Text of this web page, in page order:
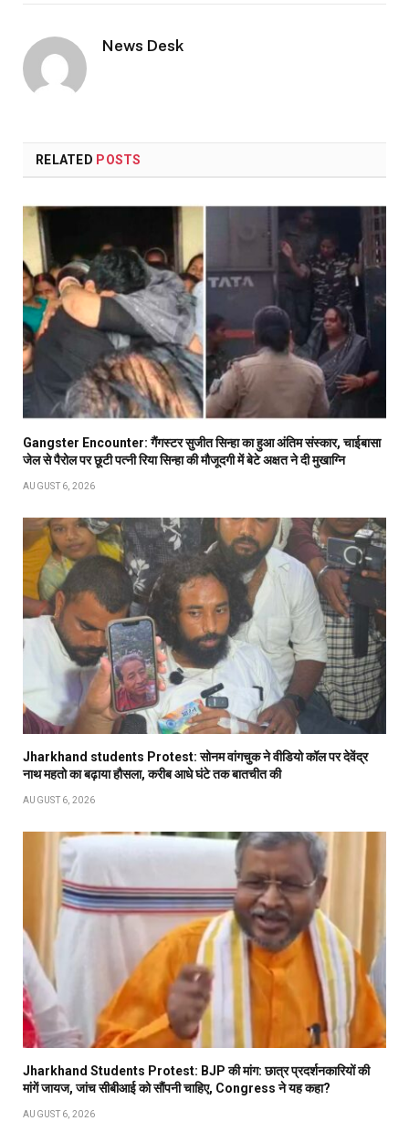
News Desk
RELATED POSTS
Gangster Encounter: गैंगस्टर सुजीत सिन्हा का हुआ अंतिम संस्कार, चाईबासा
जेल से पैरोल पर छूटी पत्नी रिया सिन्हा की मौजूदगी में बेटे अक्षत ने दी मुखाग्नि
AUGUST 6, 2026
Jharkhand students Protest: सोनम वांगचुक ने वीडियो कॉल पर देवेंद्र
नाथ महतो का बढ़ाया हौसला, करीब आधे घंटे तक बातचीत की
AUGUST 6, 2026
Jharkhand Students Protest: BJP की मांग: छात्र प्रदर्शनकारियों की
मांगें जायज, जांच सीबीआई को सौंपनी चाहिए, Congress ने यह कहा?
AUGUST 6, 2026